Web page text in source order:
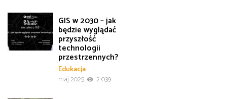
GIS w 2030 – jak
będzie wyglądać
przyszłość
technologii
przestrzennych?
Edukacja
maj 2025
2 039